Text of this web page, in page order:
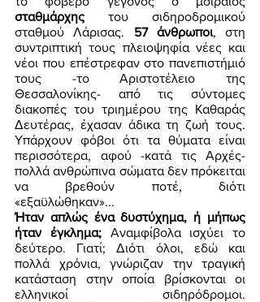
σταθμάρχης του σιδηροδρομικού
σταθμού Λάρισας. 57 άνθρωποι, στη
συντριπτική τους πλειοψηφία νέες και
νέοι που επέστρεφαν στο πανεπιστήμιό
τους -το Αριστοτέλειο της
Θεσσαλονίκης- από τις σύντομες
διακοπές του τριημέρου της Καθαράς
Δευτέρας, έχασαν άδικα τη ζωή τους.
Υπάρχουν φόβοι ότι τα θύματα είναι
περισσότερα, αφού -κατά τις Αρχές-
πολλά ανθρώπινα σώματα δεν πρόκειται
να βρεθούν ποτέ, διότι
«εξαϋλώθηκαν»...
Ήταν απλώς ένα δυστύχημα, ή μήπως
ήταν έγκλημα; Αναμφίβολα ισχύει το
δεύτερο. Γιατί; Διότι όλοι, εδώ και
πολλά χρόνια, γνώριζαν την τραγική
κατάσταση στην οποία βρίσκονται οι